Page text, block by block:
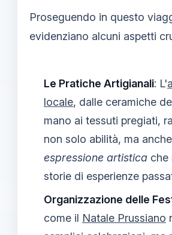
Proseguendo in questo
evidenziano alcuni aspetti
Le Pratiche Artigianali: L'
locale, dalle ceramiche
mano ai tessuti pregiati,
non solo abilità, ma
espressione artistica che
storie di esperienze
Organizzazione delle
come il Natale Prussiano